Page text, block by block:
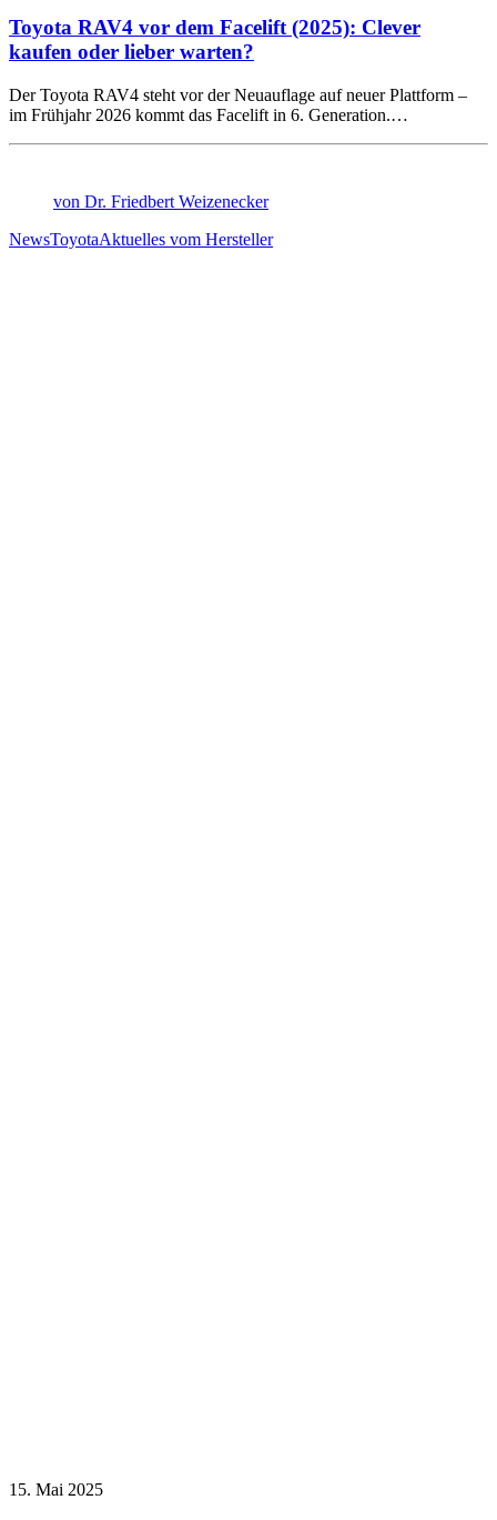
Toyota RAV4 vor dem Facelift (2025): Clever
kaufen oder lieber warten?
Der Toyota RAV4 steht vor der Neuauflage auf neuer Plattform –
im Frühjahr 2026 kommt das Facelift in 6. Generation.…
von Dr. Friedbert Weizenecker
NewsToyotaAktuelles vom Hersteller
15. Mai 2025